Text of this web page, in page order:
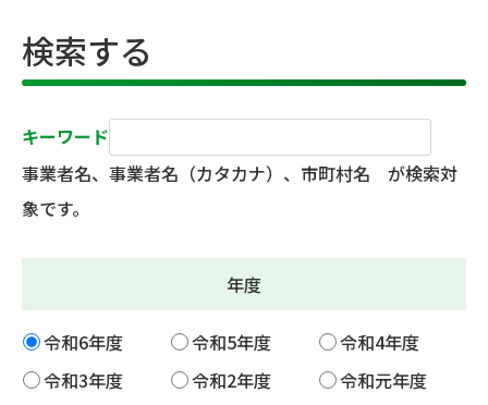
検索する
キーワード
事業者名、事業者名（カタカナ）、市町村名 が検索対
象です。
年度
令和6年度 令和5年度
令和4年度
令和3年度
令和2年度
令和元年度